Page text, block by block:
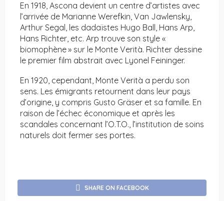
En 1918, Ascona devient un centre d’artistes avec
l’arrivée de Marianne Werefkin, Van Jawlensky,
Arthur Segal, les dadaïstes Hugo Ball, Hans Arp,
Hans Richter, etc. Arp trouve son style «
biomophène » sur le Monte Verità. Richter dessine
le premier film abstrait avec Lyonel Feininger.
En 1920, cependant, Monte Verità a perdu son
sens. Les émigrants retournent dans leur pays
d’origine, y compris Gusto Gräser et sa famille. En
raison de l’échec économique et après les
scandales concernant l’O.T.O., l’institution de soins
naturels doit fermer ses portes.
SHARE ON FACEBOOK